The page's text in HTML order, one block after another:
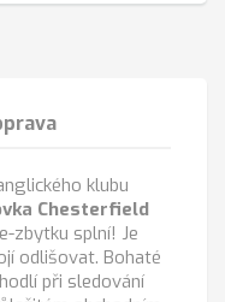
klubu
Chesterfield
zbytku splní! Je
odlišovat. Bohaté
při sledování